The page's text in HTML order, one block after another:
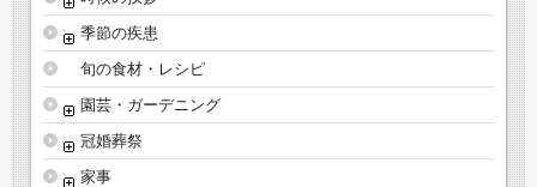
季節の疾患
旬の食材・レシピ
園芸・ガーデニング
冠婚葬祭
家事